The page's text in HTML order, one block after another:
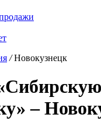
/ Новокузнецк
–